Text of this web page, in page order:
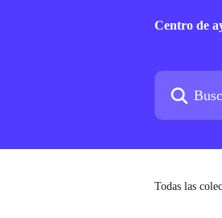
Centro de
Buscar
Todas las